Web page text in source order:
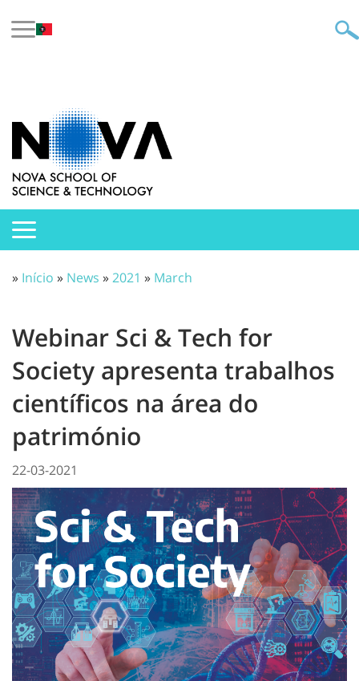
» Início » News »2021 » March
Webinar Sci & Tech for
Society apresenta trabalhos
científicos na área do
património
22-03-2021